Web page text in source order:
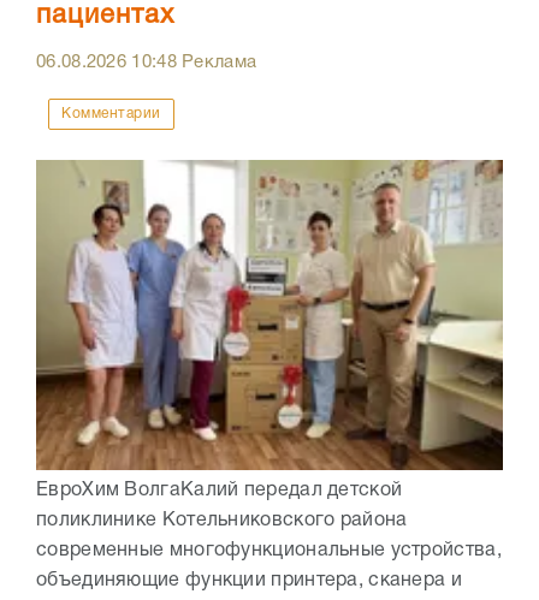
пациентах
06.08.2026 10:48Реклама
Комментарии
ЕвроХим ВолгаКалий передал детской
поликлинике Котельниковского района
современные многофункциональные устройства,
объединяющие функции принтера, сканера и